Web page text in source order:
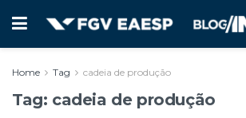
Home Tag cadeia de produção
Tag: cadeia de produção